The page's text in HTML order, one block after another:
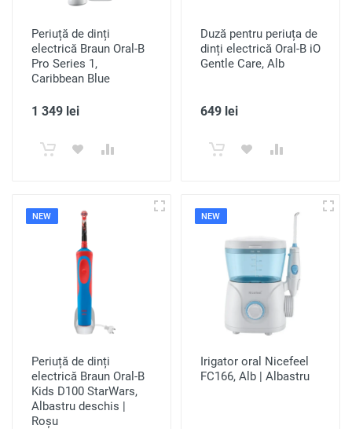
Periuță de dinți
electrică Braun Oral-B
Pro Series 1,
Caribbean Blue
1 349 lei
Duză pentru periuța de
dinți electrică Oral-B iO
Gentle Care, Alb
649 lei
NEW
Periuță de dinți
electrică Braun Oral-B
Kids D100 StarWars,
Albastru deschis |
Roșu
NEW
Irigator oral Nicefeel
FC166, Alb | Albastru